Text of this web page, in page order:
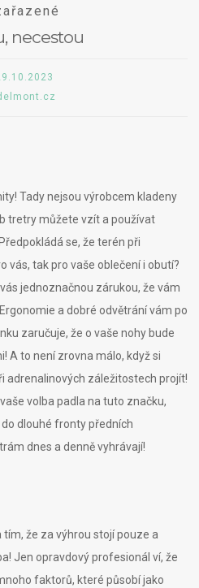
necestou
Tady nejsou výrobcem kladeny
tretrymůžete vzít a používat
se, že terén při
vás, tak pro vaše oblečení i obutí?
jednoznačnou zárukou, že vám
a dobré odvětrání vám po
zaručuje, že o vaše nohy bude
A to není zrovna málo, když si
adrenalinových záležitostech projít!
volba padla na tuto značku,
dlouhé fronty předních
dnes a denně vyhrávají!
že za výhrou stojí pouze a
Jen opravdový profesionál ví, že
faktorů, které působí jako